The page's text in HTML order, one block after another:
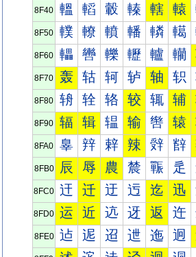
8F40 轀 轁 轂 轃 轄 轅
8F50 轐 轑 轒 轓 轔 轕
8F60 轠 轡 轢 轣 轤 轥
8F70 轰 轱 轲 轳 轴 轵
8F80 辀 辁 辂 较 辄 辅
8F90 辐 辑 辒 输 辔 辕
8FA0 辠 辡 辢 辣 辤 辥
8FB0 辰 辱 農 辳 辴 辵
8FC0 迀 迁 迂 迃 迄 迅
8FD0 运 近 迒 迓 返 迕
8FE0 迠 迡 迢 迣 迤 迥